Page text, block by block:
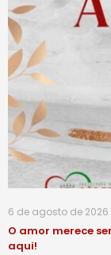
6 de agosto de 2026
O amor merece
aqui!